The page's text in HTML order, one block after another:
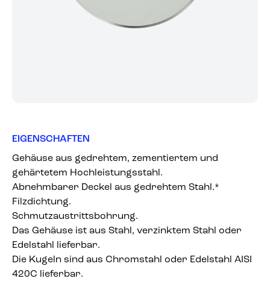
EIGENSCHAFTEN
Gehäuse aus gedrehtem, zementiertem und
gehärtetem Hochleistungsstahl.
Abnehmbarer Deckel aus gedrehtem Stahl.*
Filzdichtung.
Schmutzaustrittsbohrung.
Das Gehäuse ist aus Stahl, verzinktem Stahl oder
Edelstahl lieferbar.
Die Kugeln sind aus Chromstahl oder Edelstahl AISI
420C lieferbar.